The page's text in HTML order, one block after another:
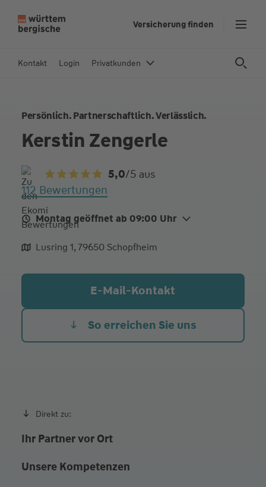
In
Versicherung finden
Kontakt Login Privatkunden
Persönlich. Partnerschaftlich. Verlässlich.
Kerstin Zengerle
5,0/5 aus
112 Bewertungen
Montag geöffnet ab 09:00 Uhr
Mo.
09:00 - 12:30
09:00 - 12:30
Gerne auch Termine nach individueller
Lusring 1, 79650 Schopfheim
E-Mail-Kontakt
So erreichen Sie uns
Direkt zu:
Ihr Partner vor Ort
Unsere Kompetenzen